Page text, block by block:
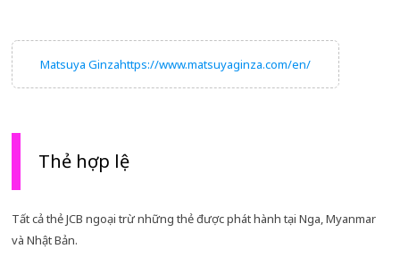
Matsuya Ginzahttps://www.matsuyaginza.com/en/
Thẻ hợp lệ
Tất cả thẻ JCB ngoại trừ những thẻ được phát hành tại Nga, Myanmar
và Nhật Bản.